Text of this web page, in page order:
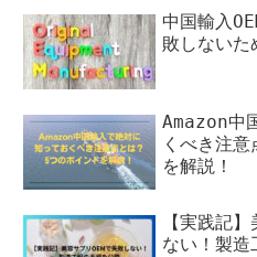
中国輸入
敗しないた
Amazon中
くべき注
を解説！
【実践記
ない！製造